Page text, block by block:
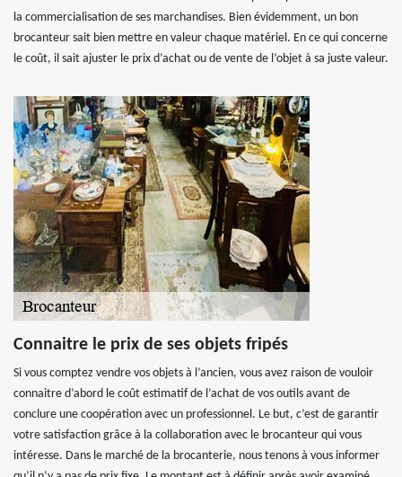
la commercialisation de ses marchandises. Bien évidemment, un bon
brocanteur sait bien mettre en valeur chaque matériel. En ce qui concerne
le coût, il sait ajuster le prix d’achat ou de vente de l’objet à sa juste valeur.
Connaitre le prix de ses objets fripés
Si vous comptez vendre vos objets à l’ancien, vous avez raison de vouloir
connaitre d’abord le coût estimatif de l’achat de vos outils avant de
conclure une coopération avec un professionnel. Le but, c’est de garantir
votre satisfaction grâce à la collaboration avec le brocanteur qui vous
intéresse. Dans le marché de la brocanterie, nous tenons à vous informer